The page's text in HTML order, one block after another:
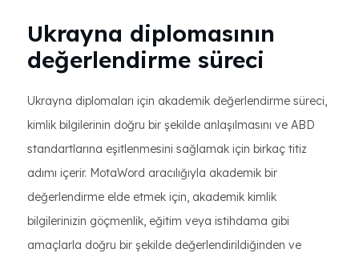
Ukrayna diplomasının
değerlendirme süreci
Ukrayna diplomaları için akademik değerlendirme süreci,
kimlik bilgilerinin doğru bir şekilde anlaşılmasını ve ABD
standartlarına eşitlenmesini sağlamak için birkaç titiz
adımı içerir. MotaWord aracılığıyla akademik bir
değerlendirme elde etmek için, akademik kimlik
bilgilerinizin göçmenlik, eğitim veya istihdama gibi
amaçlarla doğru bir şekilde değerlendirildiğinden ve